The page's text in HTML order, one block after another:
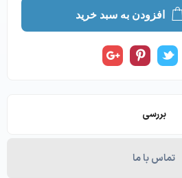
افزودن به سبد خرید
بررسی
تماس با ما